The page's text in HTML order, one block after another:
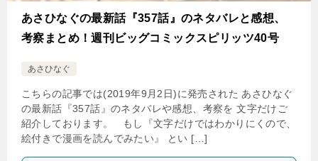
あさひなぐの最新話『357話』のネタバレと感想、
考察まとめ！週刊ビッグコミックスピリッツ40号
あさひなぐ
こちらの記事では(2019年9月2日)に発売された あさひなぐ
の最新話『357話』のネタバレや感想、考察を 文字だけご
紹介しております。 もし『文字だけではわかりにくので、
絵付きで漫画を読んでみたい』 とい […]